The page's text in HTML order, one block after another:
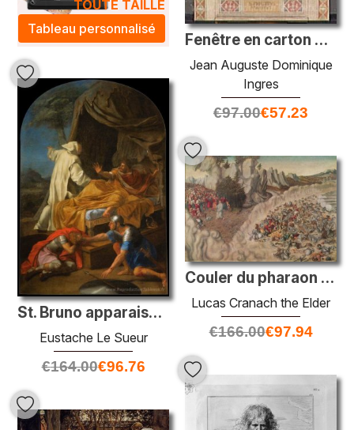
TOUTE TAILLE
Tableau personnalisé
Fenêtre en carton de la chapelle de Saint-Ferdinand. Saint Phili
Jean Auguste Dominique
Ingres
€97.00€57.23
St. Bruno apparaissant à Comte Roger
Eustache Le Sueur
€164.00€96.76
Couler du pharaon dans la mer Rouge
Lucas Cranach the Elder
€166.00€97.94